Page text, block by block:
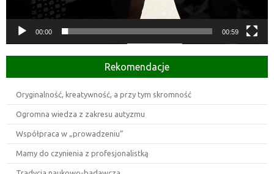
00:00 00:59
Rekomendacje
Oryginalność, kreatywność, a przy tym skromność
Ogromna wiedza z zakresu autyzmu
Współpraca w „prowadzeniu”
Mamy do czynienia z profesjonalistką